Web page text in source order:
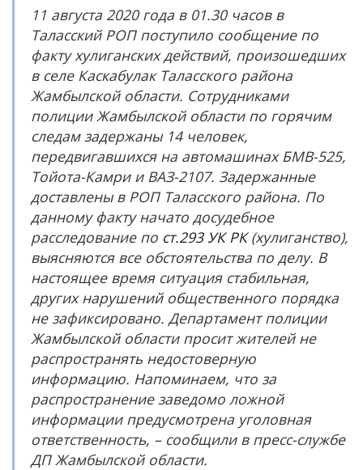
11 августа 2020 года в 01.30 часов в
Таласский РОП поступило сообщение по
факту хулиганских действий, произошедших
в селе Каскабулак Таласского района
Жамбылской области. Сотрудниками
полиции Жамбылской области по горячим
следам задержаны 14 человек,
передвигавшихся на автомашинах БМВ-525,
Тойота-Камри и ВАЗ-2107. Задержанные
доставлены в РОП Таласского района. По
данному факту начато досудебное
расследование по ст.293 УК РК(хулиганство),
выясняются все обстоятельства по делу. В
настоящее время ситуация стабильная,
других нарушений общественного порядка
не зафиксировано. Департамент полиции
Жамбылской области просит жителей не
распространять недостоверную
информацию. Напоминаем, что за
распространение заведомо ложной
информации предусмотрена уголовная
ответственность, – сообщили в пресс-службе
ДП Жамбылской области.